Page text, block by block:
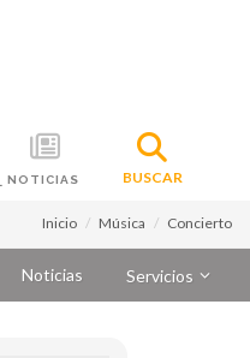
NOTICIAS BUSCAR
Inicio Música Concierto
Noticias Servicios